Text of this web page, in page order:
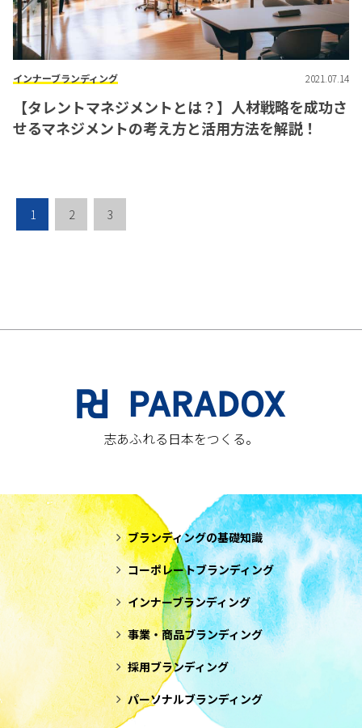
インナーブランディング 2021.07.14
【タレントマネジメントとは？】人材戦略を成功さ
せるマネジメントの考え方と活用方法を解説！
1 2 3
志あふれる日本をつくる。
ブランディングの基礎知識
コーポレートブランディング
インナーブランディング
事業・商品ブランディング
採用ブランディング
パーソナルブランディング